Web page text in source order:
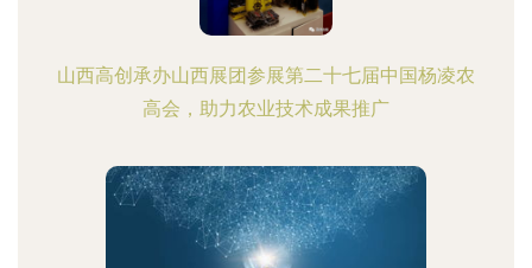
山西高创承办山西展团参展第二十七届中国杨凌农
高会，助力农业技术成果推广